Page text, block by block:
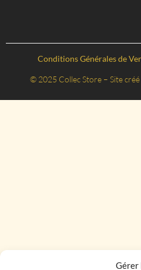
Gérer
Conditions Générales de
© 2025 Collec Store – Site créé